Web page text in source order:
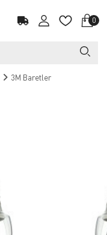
0
3M Baretler